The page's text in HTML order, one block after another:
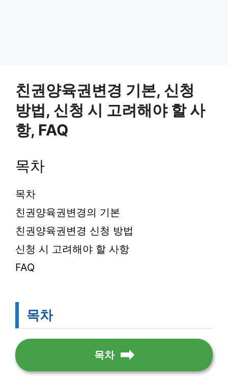
친권양육권변경 기본, 신청
방법, 신청 시 고려해야 할 사
항, FAQ
목차
목차
친권양육권변경의 기본
친권양육권변경 신청 방법
신청 시 고려해야 할 사항
FAQ
목차
목차